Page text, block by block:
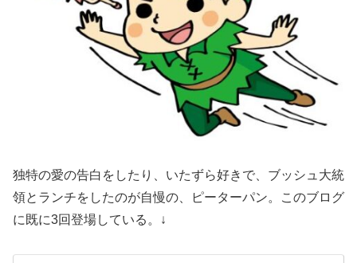
独特の愛の告白をしたり、いたずら好きで、ブッシュ大統
領とランチをしたのが自慢の、ピーターパン。このブログ
に既に3回登場している。↓